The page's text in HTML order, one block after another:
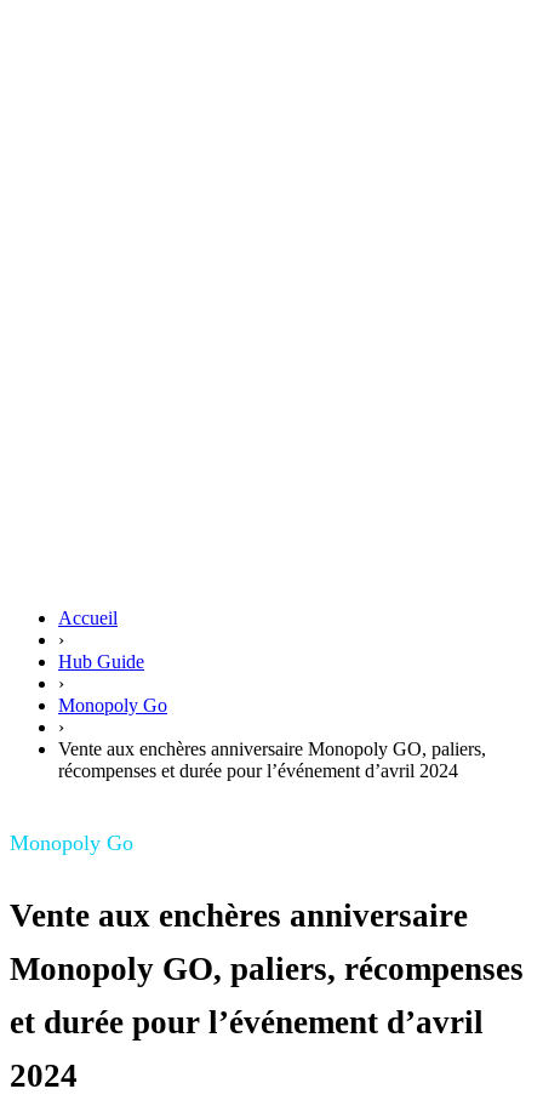
Accueil
›
Hub Guide
›
Monopoly Go
›
Vente aux enchères anniversaire Monopoly GO, paliers,
récompenses et durée pour l’événement d’avril 2024
Monopoly Go
Vente aux enchères anniversaire
Monopoly GO, paliers, récompenses
et durée pour l’événement d’avril
2024